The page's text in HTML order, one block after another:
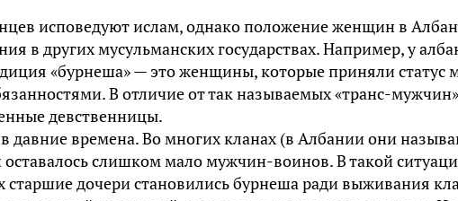
исповедуют ислам, однако положение женщин в
в других мусульманских государствах. Например, у
«бурнеша» — это женщины, которые приняли статус
В отличие от так называемых «транс-мужчин»
девственницы.
давние времена. Во многих кланах (в Албании они
слишком мало мужчин-воинов. В такой
старшие дочери становились бурнеша ради выживания